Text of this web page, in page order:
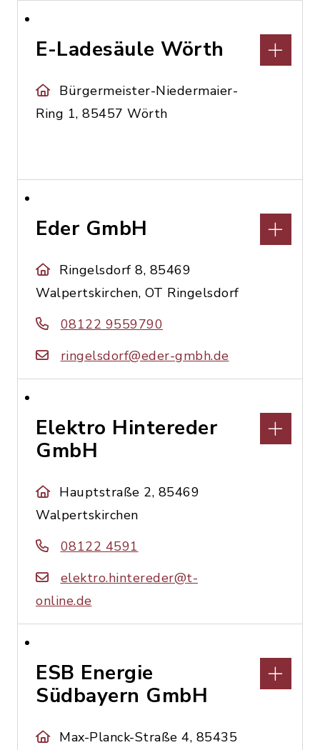
E-Ladesäule Wörth
Bürgermeister-Niedermaier-
Ring 1, 85457 Wörth
Eder GmbH
Ringelsdorf 8, 85469
Walpertskirchen, OT Ringelsdorf
08122 9559790
ringelsdorf@eder-gmbh.de
Elektro Hintereder
GmbH
Hauptstraße 2, 85469
Walpertskirchen
08122 4591
elektro.hintereder@t-
online.de
ESB Energie
Südbayern GmbH
Max-Planck-Straße 4, 85435